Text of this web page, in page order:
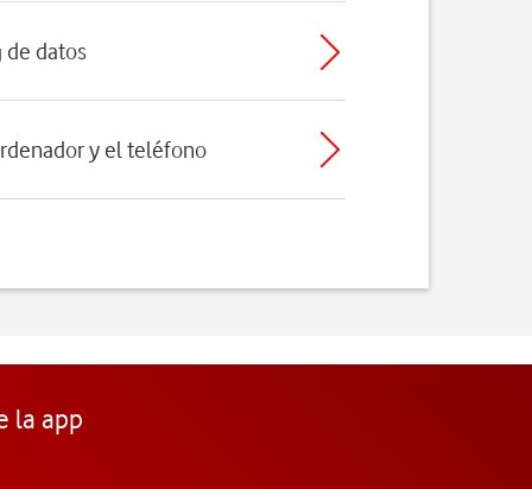
de datos
y el teléfono
la app